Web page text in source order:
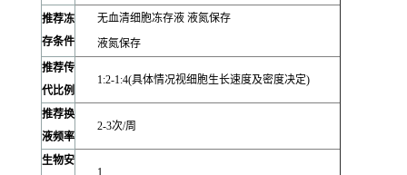
推荐冻
存条件
无血清细胞冻存液 液氮保存
液氮保存
推荐传
代比例
1:2-1:4(具体情况视细胞生长速度及密度决定)
推荐换
液频率
2-3次/周
生物安
1